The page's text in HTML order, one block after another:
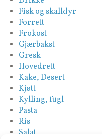
Fisk og skalldyr
Forrett
Frokost
Gjærbakst
Gresk
Hovedrett
Kake, Desert
Kjøtt
Kylling, fugl
Pasta
Ris
Salat